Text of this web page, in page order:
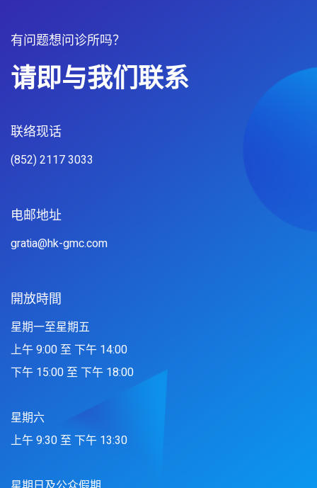
有问题想问诊所吗？
请即与我们联系
联络现话
(852) 2117 3033
电邮地址
gratia@hk-gmc.com
開放時間
星期一至星期五
上午 9:00 至 下午 14:00
下午 15:00 至 下午 18:00
星期六
上午 9:30 至 下午 13:30